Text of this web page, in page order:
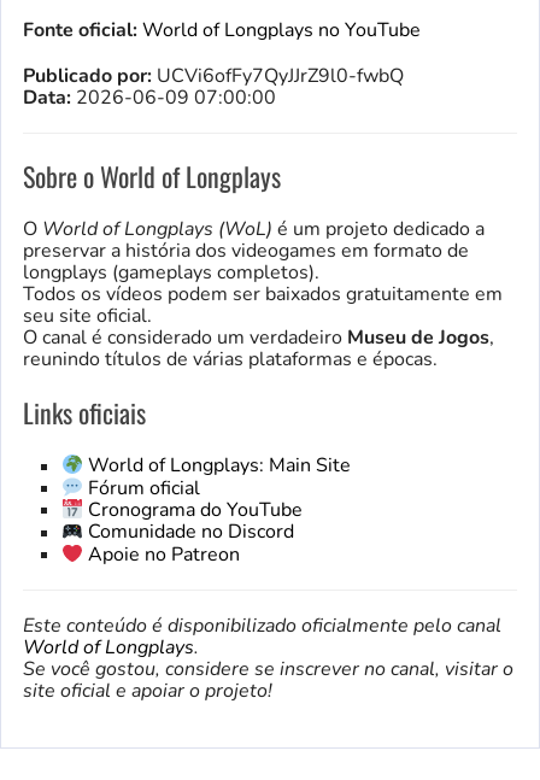
Fonte oficial:World of Longplays no YouTube
Publicado por: UCVi6ofFy7QyJJrZ9l0-fwbQ
Data: 2026-06-09 07:00:00
Sobre o World of Longplays
O World of Longplays (WoL) é um projeto dedicado a
preservar a história dos videogames em formato de
longplays (gameplays completos).
Todos os vídeos podem ser baixados gratuitamente em
seu site oficial.
O canal é considerado um verdadeiro Museu de Jogos,
reunindo títulos de várias plataformas e épocas.
Links oficiais
World of Longplays: Main Site
Fórum oficial
Cronograma do YouTube
Comunidade no Discord
Apoie no Patreon
Este conteúdo é disponibilizado oficialmente pelo canal
World of Longplays.
Se você gostou, considere se inscrever no canal, visitar o
site oficial e apoiar o projeto!